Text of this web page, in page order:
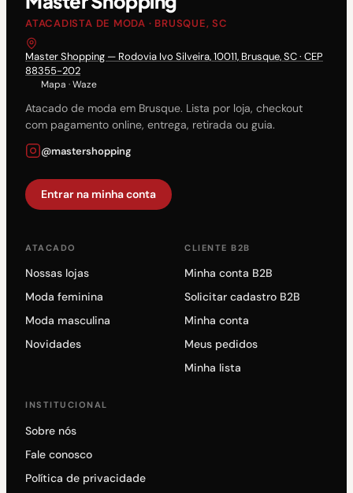
ATACADISTA DE MODA · BRUSQUE, SC
Master Shopping — Rodovia Ivo Silveira, 10011, Brusque, SC · CEP
88355-202
Mapa ·Waze
Atacado de moda em Brusque. Lista por loja, checkout
com pagamento online, entrega, retirada ou guia.
@mastershopping
Entrar na minha conta
ATACADO
Nossas lojas
Moda feminina
Moda masculina
Novidades
CLIENTE B2B
Minha conta B2B
Solicitar cadastro B2B
Minha conta
Meus pedidos
Minha lista
INSTITUCIONAL
Sobre nós
Fale conosco
Política de privacidade